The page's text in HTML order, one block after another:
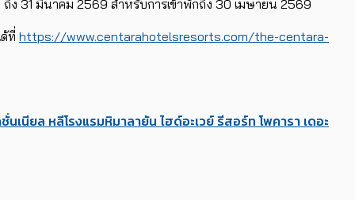
ง 31 มีนาคม 2569 สำหรับการเข้าพักถึง 30 เมษายน 2569
ที่ https://www.centarahotelsresorts.com/the-centara-
นเนียล หลีโรงแรมหิมาลายัน ไฮด์อะเวย์ รีสอร์ท โพคารา เดอะ